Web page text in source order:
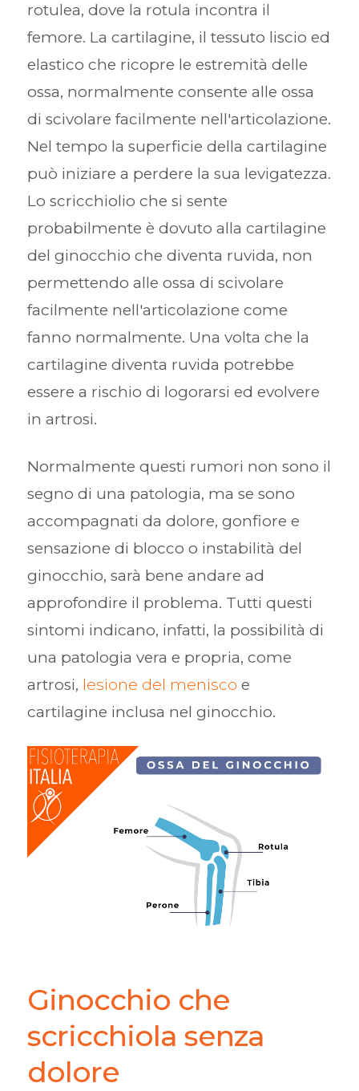
rotulea, dove la rotula incontra il
femore. La cartilagine, il tessuto liscio ed
elastico che ricopre le estremità delle
ossa, normalmente consente alle ossa
di scivolare facilmente nell'articolazione.
Nel tempo la superficie della cartilagine
può iniziare a perdere la sua levigatezza.
Lo scricchiolio che si sente
probabilmente è dovuto alla cartilagine
del ginocchio che diventa ruvida, non
permettendo alle ossa di scivolare
facilmente nell'articolazione come
fanno normalmente. Una volta che la
cartilagine diventa ruvida potrebbe
essere a rischio di logorarsi ed evolvere
in artrosi.
Normalmente questi rumori non sono il
segno di una patologia, ma se sono
accompagnati da dolore, gonfiore e
sensazione di blocco o instabilità del
ginocchio, sarà bene andare ad
approfondire il problema. Tutti questi
sintomi indicano, infatti, la possibilità di
una patologia vera e propria, come
artrosi, lesione del menisco e
cartilagine inclusa nel ginocchio.
Ginocchio che
scricchiola senza
dolore